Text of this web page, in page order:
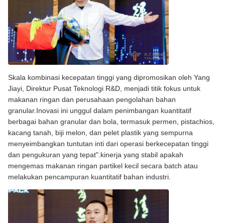
Skala kombinasi kecepatan tinggi yang dipromosikan oleh Yang
Jiayi, Direktur Pusat Teknologi R&D, menjadi titik fokus untuk
makanan ringan dan perusahaan pengolahan bahan
granular.Inovasi ini unggul dalam penimbangan kuantitatif
berbagai bahan granular dan bola, termasuk permen, pistachios,
kacang tanah, biji melon, dan pelet plastik yang sempurna
menyeimbangkan tuntutan inti dari operasi berkecepatan tinggi
dan pengukuran yang tepat".kinerja yang stabil apakah
mengemas makanan ringan partikel kecil secara batch atau
melakukan pencampuran kuantitatif bahan industri.